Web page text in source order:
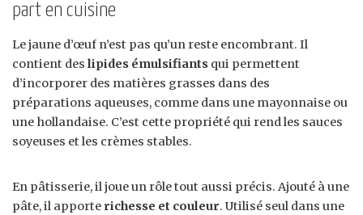
part en cuisine
Le jaune d’œuf n’est pas qu’un reste encombrant. Il
contient des lipides émulsifiants qui permettent
d’incorporer des matières grasses dans des
préparations aqueuses, comme dans une mayonnaise ou
une hollandaise. C’est cette propriété qui rend les sauces
soyeuses et les crèmes stables.
En pâtisserie, il joue un rôle tout aussi précis. Ajouté à une
pâte, il apporte richesse et couleur. Utilisé seul dans une